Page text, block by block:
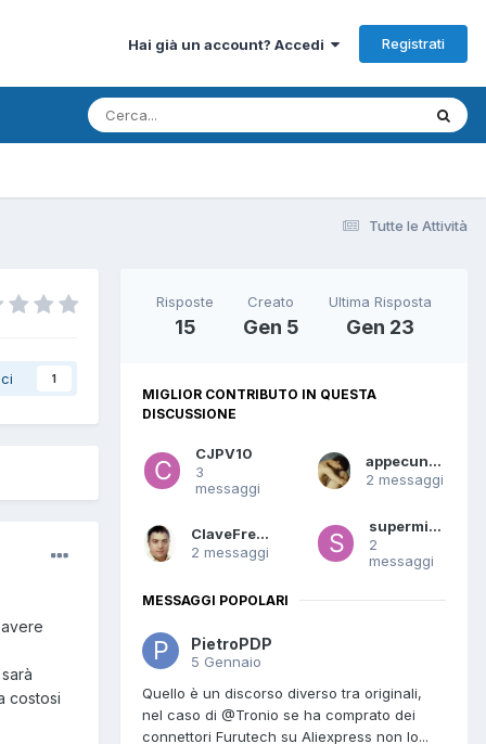
Hai già un account? Accedi Registrati
Tutte le Attività
1
costosi
Risposte
15
Creato
Gen 5
Ultima Risposta
Gen 23
MIGLIOR CONTRIBUTO IN QUESTA
DISCUSSIONE
CJPV10
3
messaggi
appecundria
2 messaggi
ClaveFremen
2 messaggi
supermike
2
messaggi
MESSAGGI POPOLARI
PietroPDP
5 Gennaio
Quello è un discorso diverso tra originali,
nel caso di @Tronio se ha comprato dei
connettori Furutech su Aliexpress non lo...